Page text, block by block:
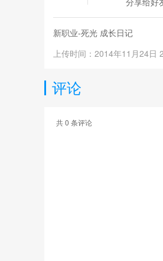
新职业-死光 成长日记
上传时间：2014年11月24日
评论
共0 条评论